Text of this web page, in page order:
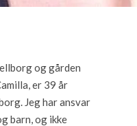
og gården
er 39 år
Jeg har ansvar
barn, og ikke